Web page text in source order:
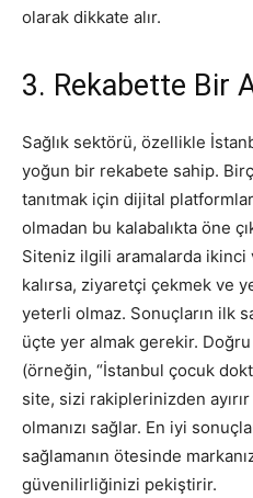
olarak dikkate alır.
3. Rekabette Bir
Sağlık sektörü, özellikle
yoğun bir rekabete sahip.
tanıtmak için dijital
olmadan bu kalabalıkta öne
Siteniz ilgili aramalarda ikinci
kalırsa, ziyaretçi çekmek ve
yeterli olmaz. Sonuçların ilk
üçte yer almak gerekir.
(örneğin, “İstanbul çocuk
site, sizi rakiplerinizden
olmanızı sağlar. En iyi
sağlamanın ötesinde
güvenilirliğinizi pekiştirir.